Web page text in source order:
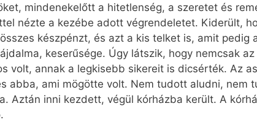
mindenekelőtt a hitetlenség, a szeretet és
nézte a kezébe adott végrendeletet. Kiderült,
készpénzt, és azt a kis telket is, amit
keserűsége. Úgy látszik, hogy nemcsak
volt, annak a legkisebb sikereit is dicsérték. Az
abba, ami mögötte volt. Nem tudott aludni, nem
Aztán inni kezdett, végül kórházba került. A